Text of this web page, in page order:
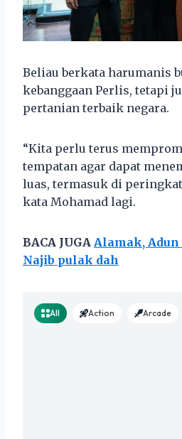
Beliau berkata harumanis
kebanggaan Perlis, tetapi
pertanian terbaik negara.
“Kita perlu terus
tempatan agar dapat
luas, termasuk di peringkat
kata Mohamad lagi.
BACA JUGA Alamak, Adun
Najib pulak dah